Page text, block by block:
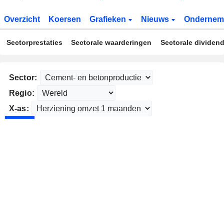
Overzicht Koersen Grafieken Nieuws
Sectorprestaties Sectorale waarderingen Sectorale
Sector:
Regio:
X-as: